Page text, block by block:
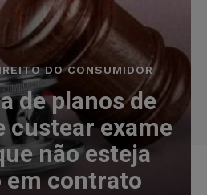
DO CONSUMIDOR
de planos de
custear exame
não esteja
em contrato